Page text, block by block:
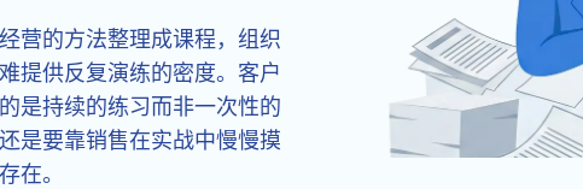
营的方法整理成课程，组织
提供反复演练的密度。客户
是持续的练习而非一次性的
是要靠销售在实战中慢慢摸
在。